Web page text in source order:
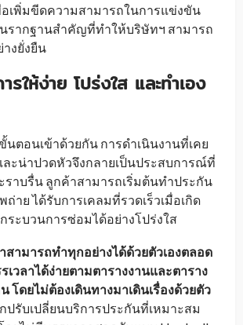
อเพิ่มขีดความสามารถในการแข่งขัน
นรากฐานสำคัญที่ทำให้บริษัทฯ สามารถ
งยั่งยืน
รให้ง่าย โปร่งใส และทำเอง
นตอนเข้าด้วยกัน การดำเนินงานที่เคย
ละน่าปวดหัวจึงกลายเป็นประสบการณ์ที่
ราบรื่น ลูกค้าสามารถเริ่มต้นทำประกัน
ถ่าย ได้รับการเคลมที่รวดเร็วเมื่อเกิด
ระบวนการซ่อมได้อย่างโปร่งใส
สามารถทำทุกอย่างได้ด้วยตัวเองตลอด
เวลาได้ง่ายตามตารางงานและตาราง
โดยไม่ต้องเดินทางมาเดินเรื่องด้วยตัว
ปรับเปลี่ยนบริการประกันที่เหมาะสม